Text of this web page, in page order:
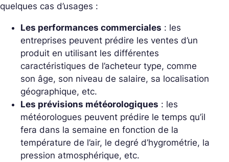
quelques cas d’usages :
Les performances commerciales : les
entreprises peuvent prédire les ventes d’un
produit en utilisant les différentes
caractéristiques de l’acheteur type, comme
son âge, son niveau de salaire, sa localisation
géographique, etc.
Les prévisions météorologiques : les
météorologues peuvent prédire le temps qu’il
fera dans la semaine en fonction de la
température de l’air, le degré d’hygrométrie, la
pression atmosphérique, etc.